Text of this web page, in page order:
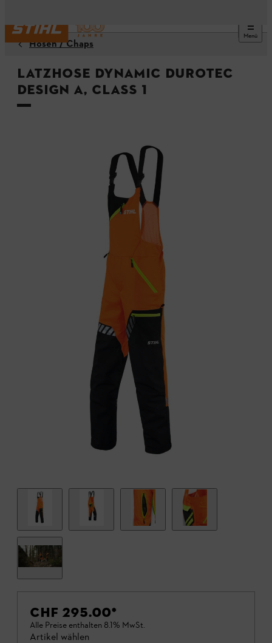
Menü
Hosen / Chaps
Latzhose DYNAMIC DuroTEC
Design A, Class 1
CHF 295.00*
Alle Preise enthalten 8.1% MwSt.
Artikel wählen